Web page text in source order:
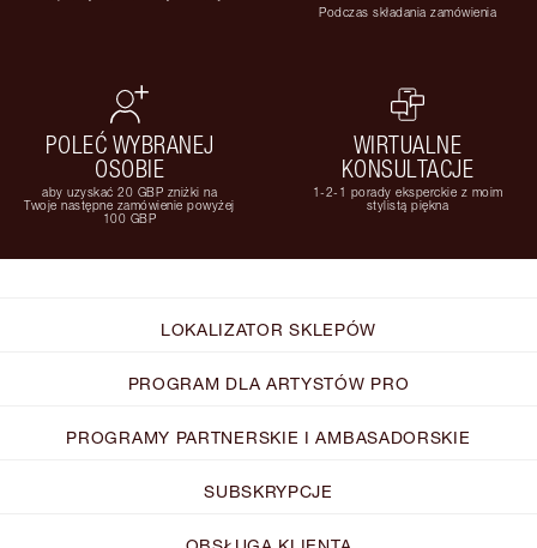
Podczas składania zamówienia
POLEĆ WYBRANEJ
OSOBIE
aby uzyskać 20 GBP zniżki na
Twoje następne zamówienie powyżej
100 GBP
WIRTUALNE
KONSULTACJE
1-2-1 porady eksperckie z moim
stylistą piękna
LOKALIZATOR SKLEPÓW
PROGRAM DLA ARTYSTÓW PRO
PROGRAMY PARTNERSKIE I AMBASADORSKIE
SUBSKRYPCJE